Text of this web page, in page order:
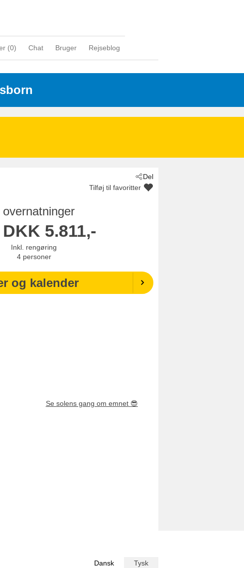
(0) Chat Bruger Rejseblog
Del
Tilføj til favoritter
overnatninger
DKK 5.811,-
Inkl. rengøring
4 personer
og kalender
Se solens gang om emnet 😎
Dansk Tysk